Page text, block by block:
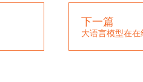
下一篇
大语言模型在